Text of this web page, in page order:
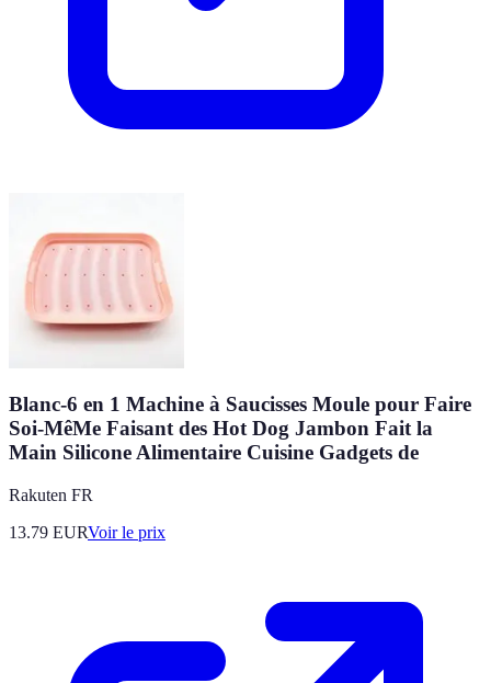
Blanc-6 en 1 Machine à Saucisses Moule pour Faire
Soi-MêMe Faisant des Hot Dog Jambon Fait la
Main Silicone Alimentaire Cuisine Gadgets de
Rakuten FR
13.79 EURVoir le prix